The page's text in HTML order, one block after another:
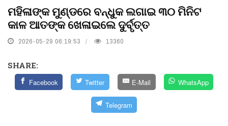
ମହିଳାଙ୍କ ମୁଣ୍ଡରେ ବନ୍ଧୁକ ଲଗାଇ ୩୦ ମିନିଟ
କାଳ ଆତଙ୍କ ଖେଳାଇଲେ ଦୁର୍ବୃତ୍ତ
2026-05-29 06:19:53 13360
SHARE:
Facebook Twitter E-Mail WhatsApp
Telegram